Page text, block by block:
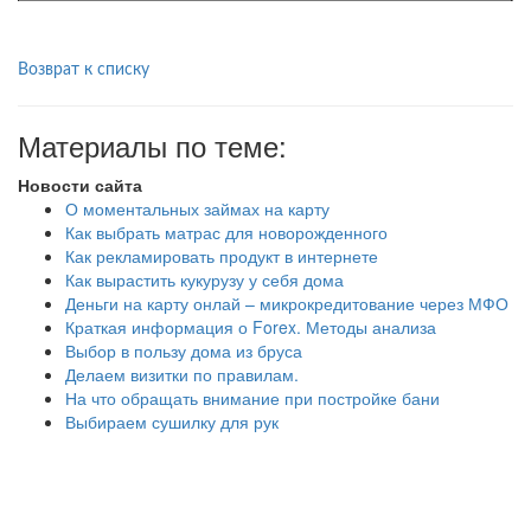
Возврат к списку
Материалы по теме:
Новости сайта
О моментальных займах на карту
Как выбрать матрас для новорожденного
Как рекламировать продукт в интернете
Как вырастить кукурузу у себя дома
Деньги на карту онлай – микрокредитование через МФО
Краткая информация о Forex. Методы анализа
Выбор в пользу дома из бруса
Делаем визитки по правилам.
На что обращать внимание при постройке бани
Выбираем сушилку для рук